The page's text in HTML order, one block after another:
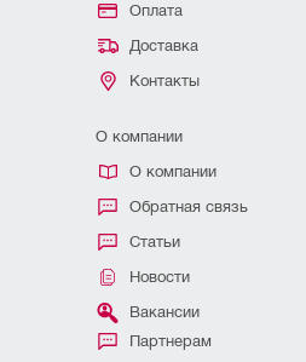
Оплата
Доставка
Контакты
О компании
О компании
Обратная связь
Статьи
Новости
Вакансии
Партнерам